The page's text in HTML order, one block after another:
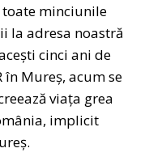
toate minciunile
la adresa noastră
cinci ani de
în Mureș, acum se
viața grea
implicit